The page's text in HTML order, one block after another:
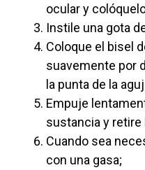
ocular y
Instile una gota
Coloque el bisel
suavemente por
la punta de la
Empuje
sustancia y retire
Cuando sea
con una gasa;